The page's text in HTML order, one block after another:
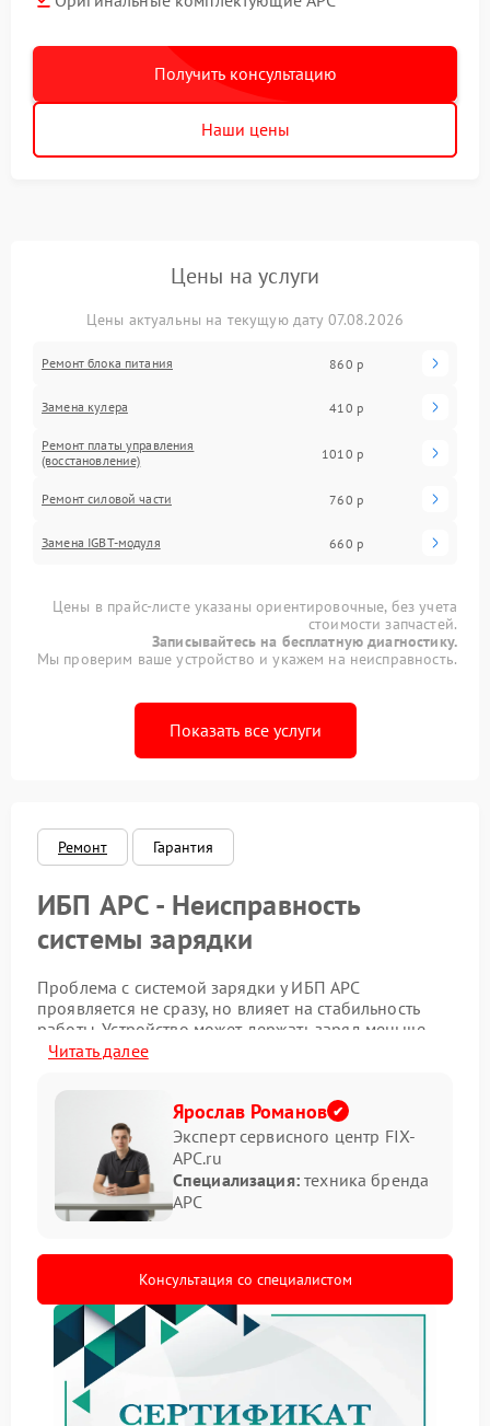
Получить консультацию
Наши цены
Цены на услуги
Цены актуальны на текущую дату 07.08.2026
Ремонт блока питания 860 р
Замена кулера 410 р
Ремонт платы управления
(восстановление)
1010 р
Ремонт силовой части 760 р
Замена IGBT-модуля 660 р
Цены в прайс-листе указаны ориентировочные, без учета
стоимости запчастей.
Записывайтесь на бесплатную диагностику.
Мы проверим ваше устройство и укажем на неисправность.
Показать все услуги
Ремонт Гарантия
ИБП APC - Неисправность
системы зарядки
Проблема с системой зарядки у ИБП APC
проявляется не сразу, но влияет на стабильность
работы. Устройство может держать заряд меньше
обычного или вовсе не накапливать его, из-за чего
Симптомы неисправности
Распознать проблему можно по ряду признаков,
которые проявляются в процессе эксплуатации.
нагрев корпуса в зоне батареи;
не начинается заряд после подключения к сети.
Такие признаки указывают на сбои в цепи зарядки
или износ батареи.
Что можно сделать
Читать далее
Ярослав Романов
Эксперт сервисного центр FIX-
APC.ru
Специализация:техника бренда
APC
Консультация со специалистом